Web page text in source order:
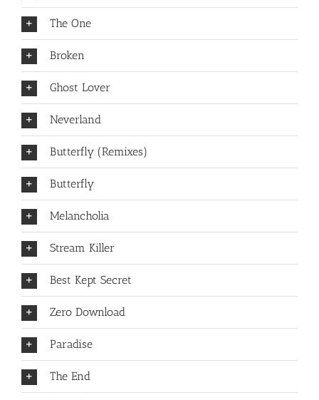
The One
Broken
Ghost Lover
Neverland
Butterfly (Remixes)
Butterfly
Melancholia
Stream Killer
Best Kept Secret
Zero Download
Paradise
The End